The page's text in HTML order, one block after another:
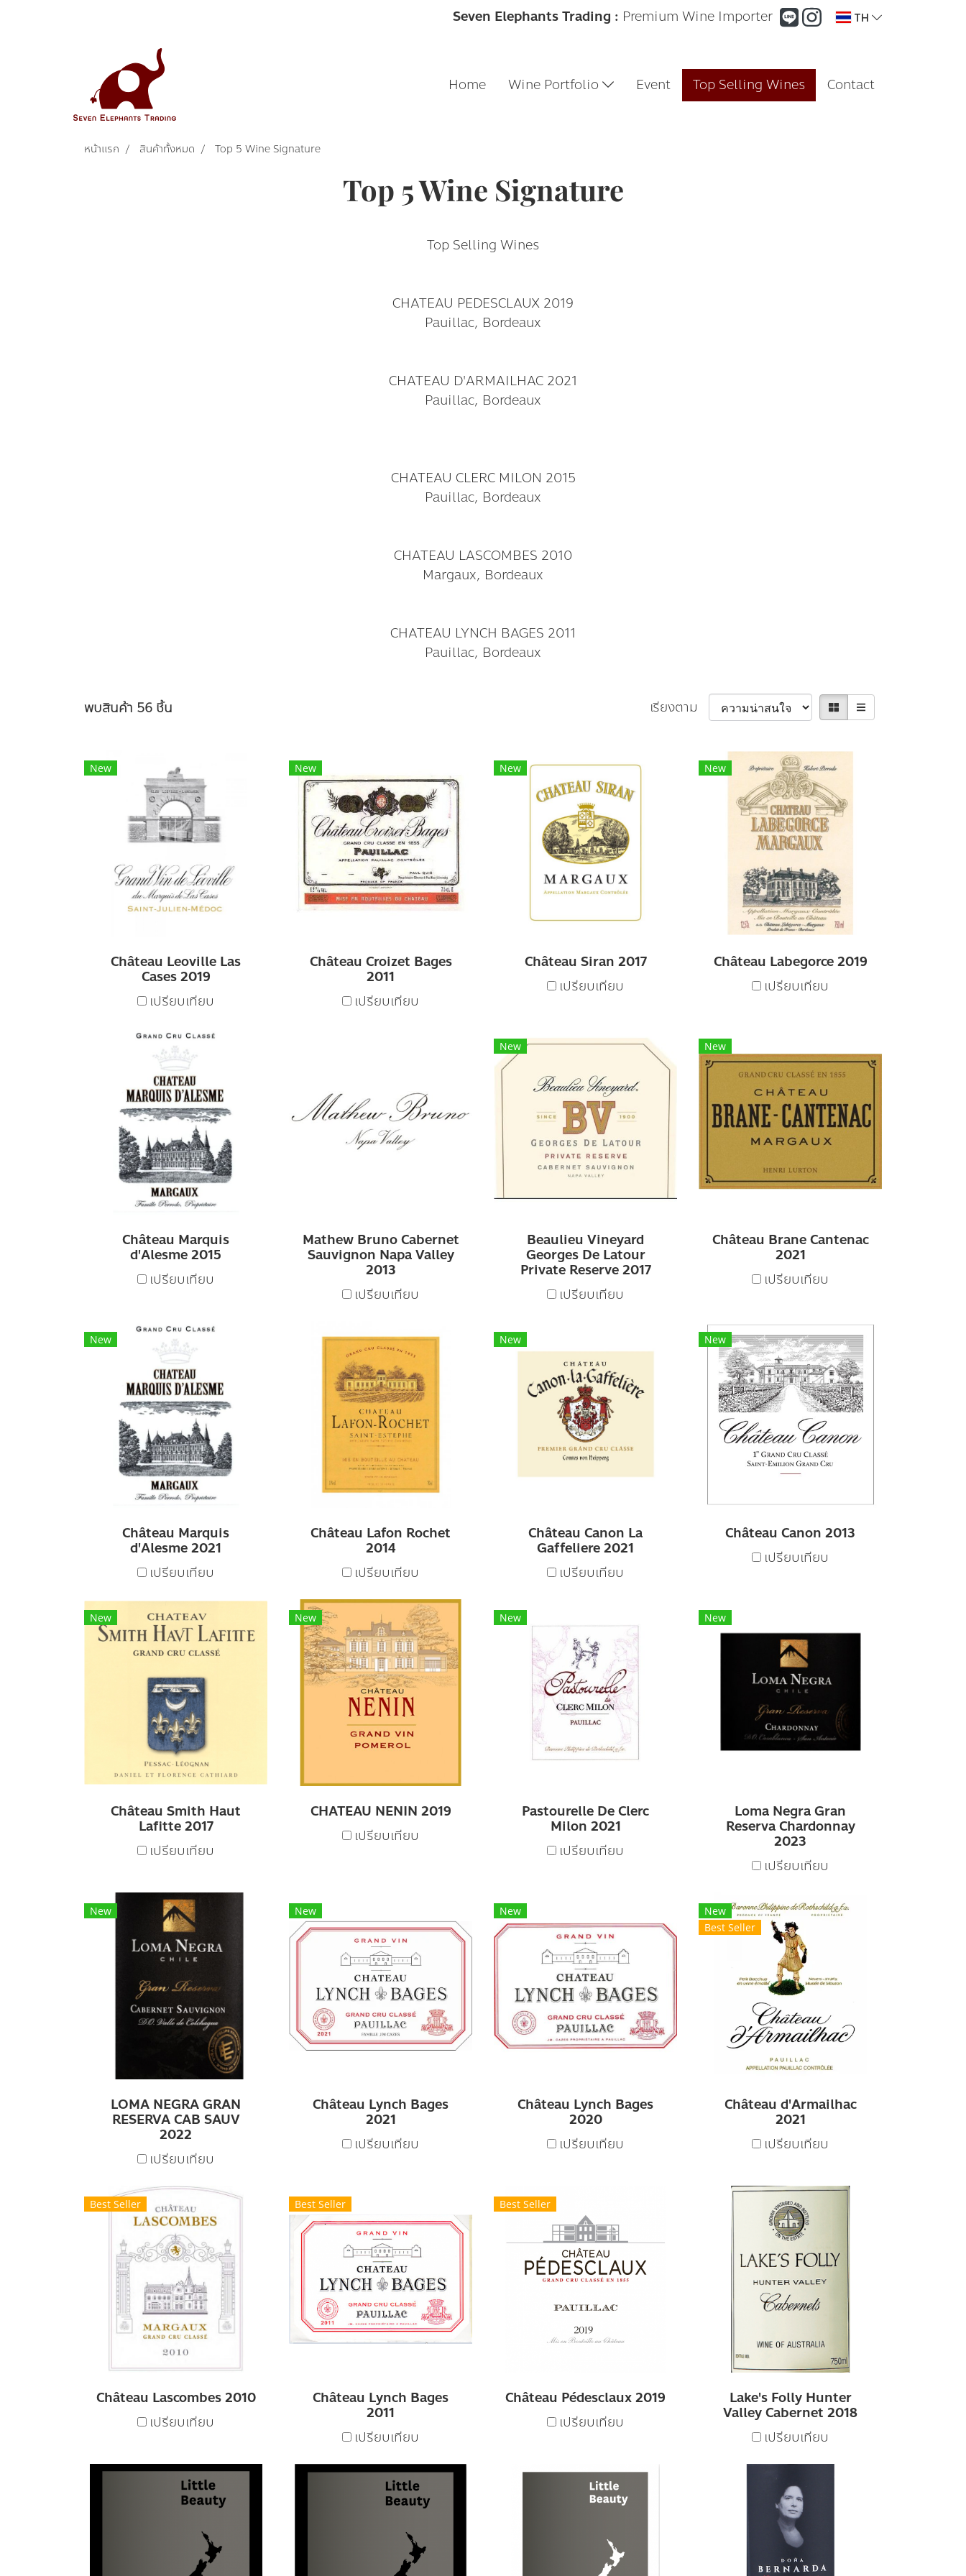
Seven Elephants Trading : Premium Wine Importer TH
Home Wine Portfolio Event Top Selling Wines Contact
หน้าแรก สินค้าทั้งหมด Top 5 Wine Signature
Top 5 Wine Signature
Top Selling Wines
CHATEAU PEDESCLAUX 2019
Pauillac, Bordeaux
CHATEAU D'ARMAILHAC 2021
Pauillac, Bordeaux
CHATEAU CLERC MILON 2015
Pauillac, Bordeaux
CHATEAU LASCOMBES 2010
Margaux, Bordeaux
CHATEAU LYNCH BAGES 2011
Pauillac, Bordeaux
พบสินค้า 56 ชิ้น เรียงตาม
New
Château Leoville Las
Cases 2019
เปรียบเทียบ
New
Château Croizet Bages
2011
เปรียบเทียบ
New
Château Siran 2017
เปรียบเทียบ
New
Château Labegorce 2019
เปรียบเทียบ
Château Marquis
d'Alesme 2015
เปรียบเทียบ
Mathew Bruno Cabernet
Sauvignon Napa Valley
2013
เปรียบเทียบ
New
Beaulieu Vineyard
Georges De Latour
Private Reserve 2017
เปรียบเทียบ
New
Château Brane Cantenac
2021
เปรียบเทียบ
New
Château Marquis
d'Alesme 2021
เปรียบเทียบ
Château Lafon Rochet
2014
เปรียบเทียบ
New
Château Canon La
Gaffeliere 2021
เปรียบเทียบ
New
Château Canon 2013
เปรียบเทียบ
New
Château Smith Haut
Lafitte 2017
เปรียบเทียบ
New
CHATEAU NENIN 2019
เปรียบเทียบ
New
Pastourelle De Clerc
Milon 2021
เปรียบเทียบ
New
Loma Negra Gran
Reserva Chardonnay
2023
เปรียบเทียบ
New
LOMA NEGRA GRAN
RESERVA CAB SAUV
2022
เปรียบเทียบ
New
Château Lynch Bages
2021
เปรียบเทียบ
New
Château Lynch Bages
2020
เปรียบเทียบ
New
Best Seller
Château d'Armailhac
2021
เปรียบเทียบ
Best Seller
Château Lascombes 2010
เปรียบเทียบ
Best Seller
Château Lynch Bages
2011
เปรียบเทียบ
Best Seller
Château Pédesclaux 2019
เปรียบเทียบ
Lake's Folly Hunter
Valley Cabernet 2018
เปรียบเทียบ